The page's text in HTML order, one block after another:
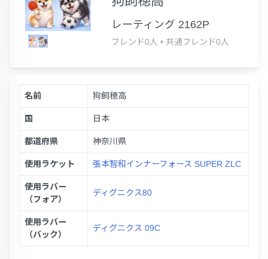
レーティング 2162P
フレンド0人 • 共通フレンド0人
名前 狗飼穂高
国 日本
都道府県 神奈川県
使用ラケット 張本智和インナーフォース SUPER ZLC
使用ラバー
（フォア）
ディグニクス80
使用ラバー
（バック）
ディグニクス 09C